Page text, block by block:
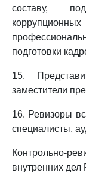
составу,
подготовки
15.
заместители
16. Ревизоры
специалисты,
Контрольно-
внутренних дел